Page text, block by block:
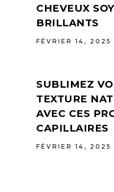
CHEVEUX
BRILLANTS
FÉVRIER 14, 2025
SUBLIMEZ
TEXTURE
AVEC CES
CAPILLAIRES
FÉVRIER 14, 2025